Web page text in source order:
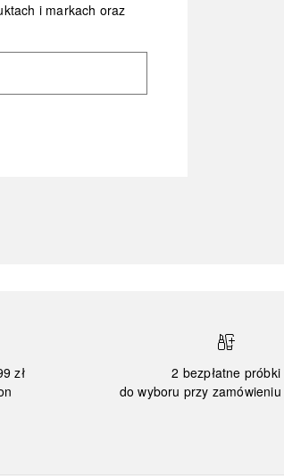
i markach oraz
zł
2 bezpłatne próbki
do wyboru przy zamówieniu